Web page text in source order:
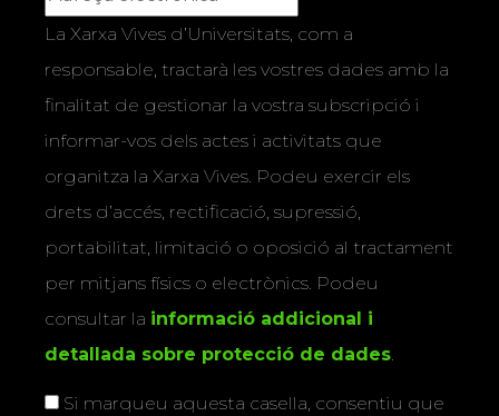
La Xarxa Vives d’Universitats, com a
responsable, tractarà les vostres dades amb la
finalitat de gestionar la vostra subscripció i
informar-vos dels actes i activitats que
organitza la Xarxa Vives. Podeu exercir els
drets d’accés, rectificació, supressió,
portabilitat, limitació o oposició al tractament
per mitjans físics o electrònics. Podeu
consultar la informació addicional i
detallada sobre protecció de dades
Si marqueu aquesta casella, consentiu que